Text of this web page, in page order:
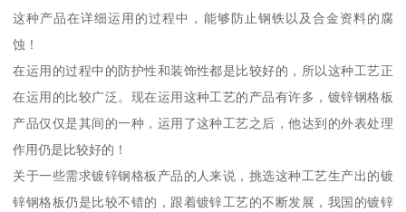
这种产品在详细运用的过程中，能够防止钢铁以及合金资料的腐
蚀！
在运用的过程中的防护性和装饰性都是比较好的，所以这种工艺正
在运用的比较广泛。现在运用这种工艺的产品有许多，镀锌钢格板
产品仅仅是其间的一种，运用了这种工艺之后，他达到的外表处理
作用仍是比较好的！
关于一些需求镀锌钢格板产品的人来说，挑选这种工艺生产出的镀
锌钢格板仍是比较不错的，跟着镀锌工艺的不断发展，我国的镀锌